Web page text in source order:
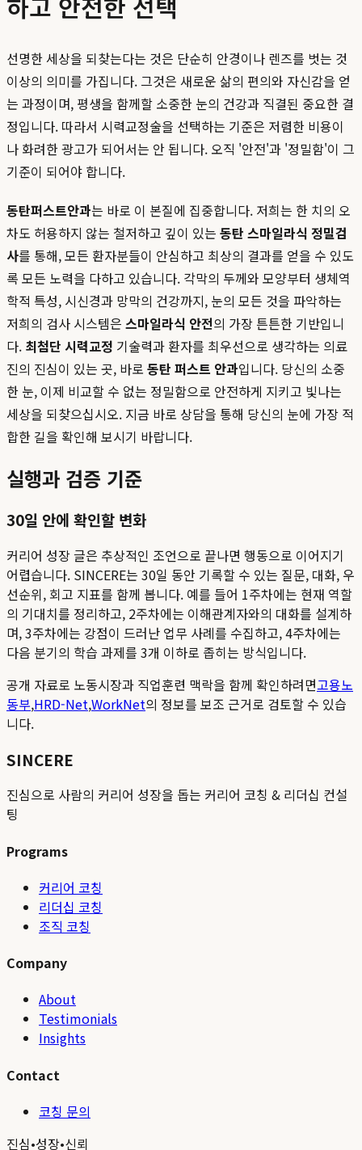
선명한 세상을 되찾는다는 것은 단순히 안경이나 렌즈를 벗는 것
이상의 의미를 가집니다. 그것은 새로운 삶의 편의와 자신감을 얻
는 과정이며, 평생을 함께할 소중한 눈의 건강과 직결된 중요한 결
정입니다. 따라서 시력교정술을 선택하는 기준은 저렴한 비용이
나 화려한 광고가 되어서는 안 됩니다. 오직 '안전'과 '정밀함'이 그
기준이 되어야 합니다.
동탄퍼스트안과는 바로 이 본질에 집중합니다. 저희는 한 치의 오
차도 허용하지 않는 철저하고 깊이 있는 동탄 스마일라식 정밀검
사를 통해, 모든 환자분들이 안심하고 최상의 결과를 얻을 수 있도
록 모든 노력을 다하고 있습니다. 각막의 두께와 모양부터 생체역
학적 특성, 시신경과 망막의 건강까지, 눈의 모든 것을 파악하는
저희의 검사 시스템은 스마일라식 안전의 가장 튼튼한 기반입니
다. 최첨단 시력교정 기술력과 환자를 최우선으로 생각하는 의료
진의 진심이 있는 곳, 바로 동탄 퍼스트 안과입니다. 당신의 소중
한 눈, 이제 비교할 수 없는 정밀함으로 안전하게 지키고 빛나는
세상을 되찾으십시오. 지금 바로 상담을 통해 당신의 눈에 가장 적
합한 길을 확인해 보시기 바랍니다.
실행과 검증 기준
30일 안에 확인할 변화
커리어 성장 글은 추상적인 조언으로 끝나면 행동으로 이어지기
어렵습니다. SINCERE는 30일 동안 기록할 수 있는 질문, 대화, 우
선순위, 회고 지표를 함께 봅니다. 예를 들어 1주차에는 현재 역할
의 기대치를 정리하고, 2주차에는 이해관계자와의 대화를 설계하
며, 3주차에는 강점이 드러난 업무 사례를 수집하고, 4주차에는
다음 분기의 학습 과제를 3개 이하로 좁히는 방식입니다.
공개 자료로 노동시장과 직업훈련 맥락을 함께 확인하려면고용노
동부,HRD-Net,WorkNet의 정보를 보조 근거로 검토할 수 있습
니다.
SINCERE
진심으로 사람의 커리어 성장을 돕는 커리어 코칭 & 리더십 컨설
팅
Programs
커리어 코칭
리더십 코칭
조직 코칭
Company
About
Testimonials
Insights
Contact
코칭 문의
진심•성장•신뢰